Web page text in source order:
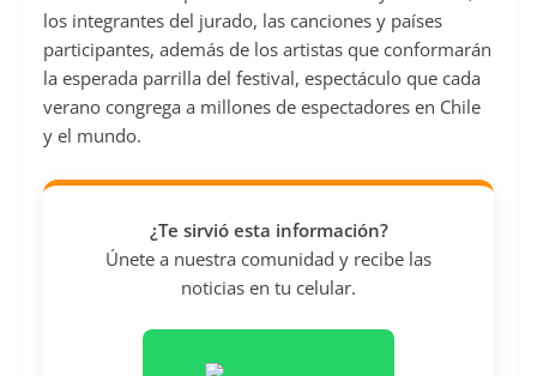
los integrantes del jurado, las canciones y países
participantes, además de los artistas que conformarán
la esperada parrilla del festival, espectáculo que cada
verano congrega a millones de espectadores en Chile
y el mundo.
¿Te sirvió esta información?
Únete a nuestra comunidad y recibe las
noticias en tu celular.